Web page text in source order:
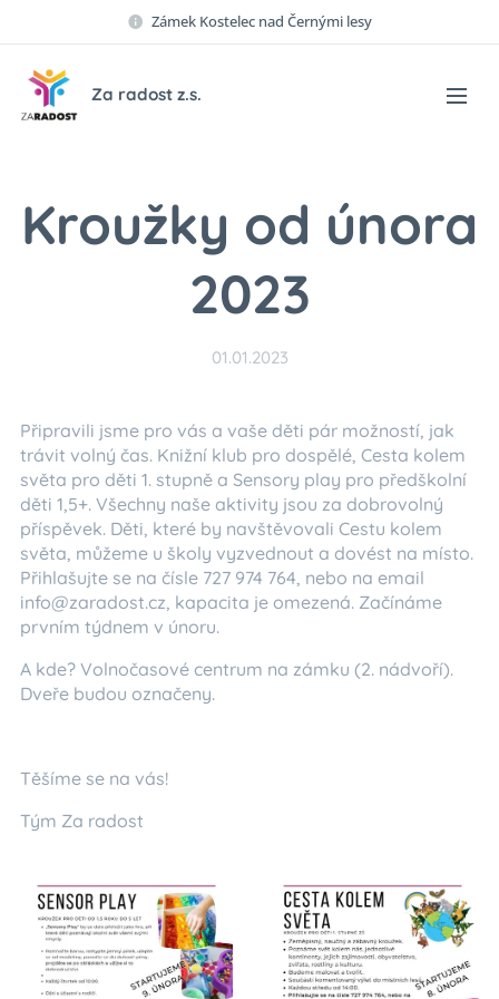
Zámek Kostelec nad Černými lesy
Za radost z.s.
Kroužky od února
2023
01.01.2023
Připravili jsme pro vás a vaše děti pár možností, jak
trávit volný čas. Knižní klub pro dospělé, Cesta kolem
světa pro děti 1. stupně a Sensory play pro předškolní
děti 1,5+. Všechny naše aktivity jsou za dobrovolný
příspěvek. Děti, které by navštěvovali Cestu kolem
světa, můžeme u školy vyzvednout a dovést na místo.
Přihlašujte se na čísle 727 974 764, nebo na email
info@zaradost.cz, kapacita je omezená. Začínáme
prvním týdnem v únoru.
A kde? Volnočasové centrum na zámku (2. nádvoří).
Dveře budou označeny.
Těšíme se na vás!
Tým Za radost